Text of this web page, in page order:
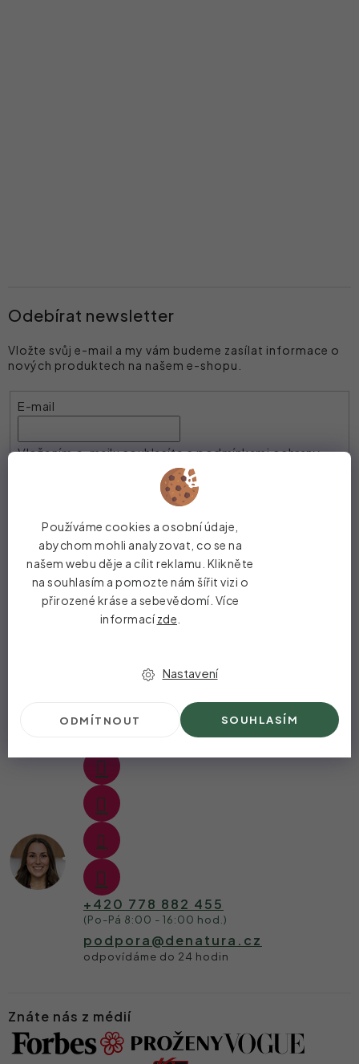
Používáme cookies a osobní údaje,
abychom mohli analyzovat, co se na
našem webu děje a cílit reklamu. Klikněte
na souhlasím a pomozte nám šířit vizi o
přirozené kráse a sebevědomí. Více
informacízde
Nastavení
ODMÍTNOUT SOUHLASÍM
Odebírat newsletter
Vložte svůj e-mail a my vám budeme zasílat informace o
nových produktech na našem e-shopu.
E-mail
Vložením e-mailu souhlasíte spodmínkami ochrany
Zákaznický servis
Poradíme vám
Kontakt
podpora@denatura.cz
+420 778 882 455
Znáte nás z médií